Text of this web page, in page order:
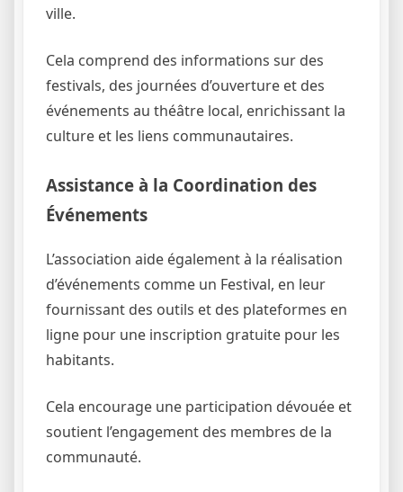
ville.
Cela comprend des informations sur des
festivals, des journées d’ouverture et des
événements au théâtre local, enrichissant la
culture et les liens communautaires.
Assistance à la Coordination des
Événements
L’association aide également à la réalisation
d’événements comme un Festival, en leur
fournissant des outils et des plateformes en
ligne pour une inscription gratuite pour les
habitants.
Cela encourage une participation dévouée et
soutient l’engagement des membres de la
communauté.